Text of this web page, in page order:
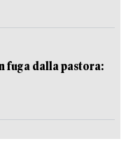
fuga dalla pastora: